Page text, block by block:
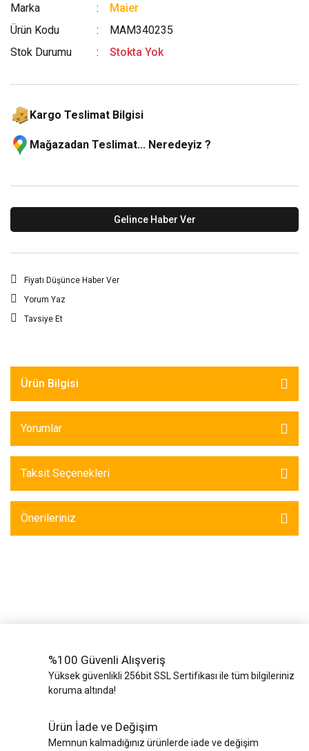
Marka
Maier
Ürün Kodu
MAM340235
Stok Durumu
Stokta Yok
Kargo Teslimat Bilgisi
Mağazadan Teslimat... Neredeyiz ?
Gelince Haber Ver
Fiyatı Düşünce Haber Ver
Yorum Yaz
Tavsiye Et
Ürün Bilgisi
Yorumlar
Taksit Seçenekleri
Önerileriniz
%100 Güvenli Alışveriş
Yüksek güvenlikli 256bit SSL Sertifikası ile tüm bilgileriniz
koruma altında!
Ürün İade ve Değişim
Memnun kalmadığınız ürünlerde iade ve değişim